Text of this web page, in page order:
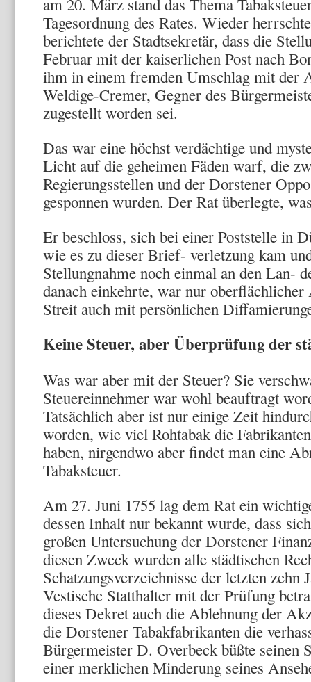
am 20. März stand das Thema
Tagesordnung des Rates. Wieder
berichtete der Stadtsekretär, dass die
Februar mit der kaiserlichen Post nach
ihm in einem fremden Umschlag mit der
Weldige-Cremer, Gegner des
zugestellt worden sei.
Das war eine höchst verdächtige und
Licht auf die geheimen Fäden warf, die
Regierungsstellen und der Dorstener
gesponnen wurden. Der Rat überlegte,
Er beschloss, sich bei einer Poststelle in
wie es zu dieser Brief- verletzung kam
Stellungnahme noch einmal an den Lan-
danach einkehrte, war nur
Streit auch mit persönlichen
Keine Steuer, aber Überprüfung der
Was war aber mit der Steuer? Sie
Steuereinnehmer war wohl beauftragt
Tatsächlich aber ist nur einige Zeit
worden, wie viel Rohtabak die
haben, nirgendwo aber findet man eine
Tabaksteuer.
Am 27. Juni 1755 lag dem Rat ein
dessen Inhalt nur bekannt wurde, dass
großen Untersuchung der Dorstener
diesen Zweck wurden alle städtischen
Schatzungsverzeichnisse der letzten zehn
Vestische Statthalter mit der Prüfung
dieses Dekret auch die Ablehnung der
die Dorstener Tabakfabrikanten die
Bürgermeister D. Overbeck büßte seinen
einer merklichen Minderung seines